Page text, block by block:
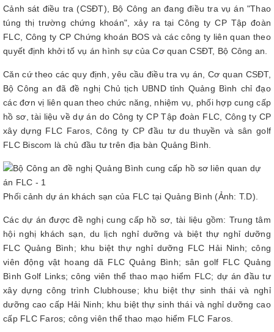
Cảnh sát điều tra (CSĐT), Bộ Công an đang điều tra vụ án "Thao
túng thị trường chứng khoán", xảy ra tại Công ty CP Tập đoàn
FLC, Công ty CP Chứng khoán BOS và các công ty liên quan theo
quyết định khởi tố vụ án hình sự của Cơ quan CSĐT, Bộ Công an.
Căn cứ theo các quy định, yêu cầu điều tra vụ án, Cơ quan CSĐT,
Bộ Công an đã đề nghị Chủ tịch UBND tỉnh Quảng Bình chỉ đạo
các đơn vị liên quan theo chức năng, nhiệm vụ, phối hợp cung cấp
hồ sơ, tài liệu về dự án do Công ty CP Tập đoàn FLC, Công ty CP
xây dựng FLC Faros, Công ty CP đầu tư du thuyền và sân golf
FLC Biscom là chủ đầu tư trên địa bàn Quảng Bình.
Phối cảnh dự án khách sạn của FLC tại Quảng Bình (Ảnh: T.D).
Các dự án được đề nghị cung cấp hồ sơ, tài liệu gồm: Trung tâm
hội nghị khách sạn, du lịch nghỉ dưỡng và biệt thự nghỉ dưỡng
FLC Quảng Bình; khu biệt thự nghỉ dưỡng FLC Hải Ninh; công
viên động vật hoang dã FLC Quảng Bình; sân golf FLC Quảng
Bình Golf Links; công viên thể thao mạo hiểm FLC; dự án đầu tư
xây dựng công trình Clubhouse; khu biệt thự sinh thái và nghỉ
dưỡng cao cấp Hải Ninh; khu biệt thự sinh thái và nghỉ dưỡng cao
cấp FLC Faros; công viên thể thao mạo hiểm FLC Faros.